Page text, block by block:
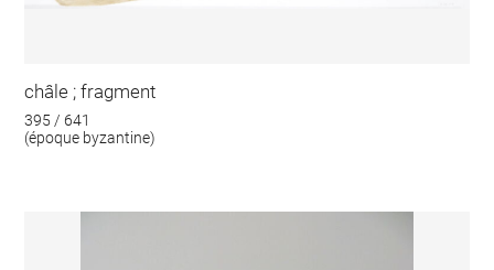
châle ; fragment
395 / 641
(époque byzantine)